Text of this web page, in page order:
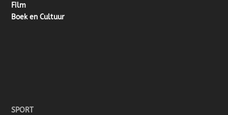
Film
Boek en Cultuur
SPORT